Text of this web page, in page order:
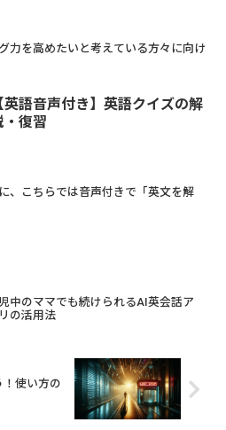
力を高めたいと考えている方々に向け
英語音声付き】英語クイズの解
・復習
、こちらでは音声付きで「英文を解
中のママでも続けられるAI英会話ア
の活用法
使い方の